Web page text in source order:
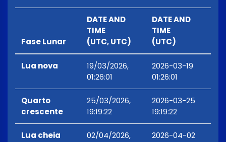
Fase Lunar
DATE AND
TIME
(UTC, UTC)
DATE AND
TIME
(UTC)
Lua nova
19/03/2026,
01:26:01
2026-03-19
01:26:01
Quarto
crescente
25/03/2026,
19:19:22
2026-03-25
19:19:22
Lua cheia
02/04/2026,
2026-04-02